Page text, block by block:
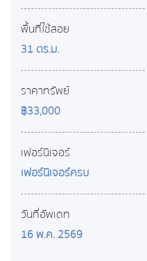
พื้นที่ใช้สอย
31 ตร.ม.
ราคาทรัพย์
฿33,000
เฟอร์นิเจอร์
เฟอร์นิเจอร์ครบ
วันที่อัพเดท
16 พ.ค. 2569